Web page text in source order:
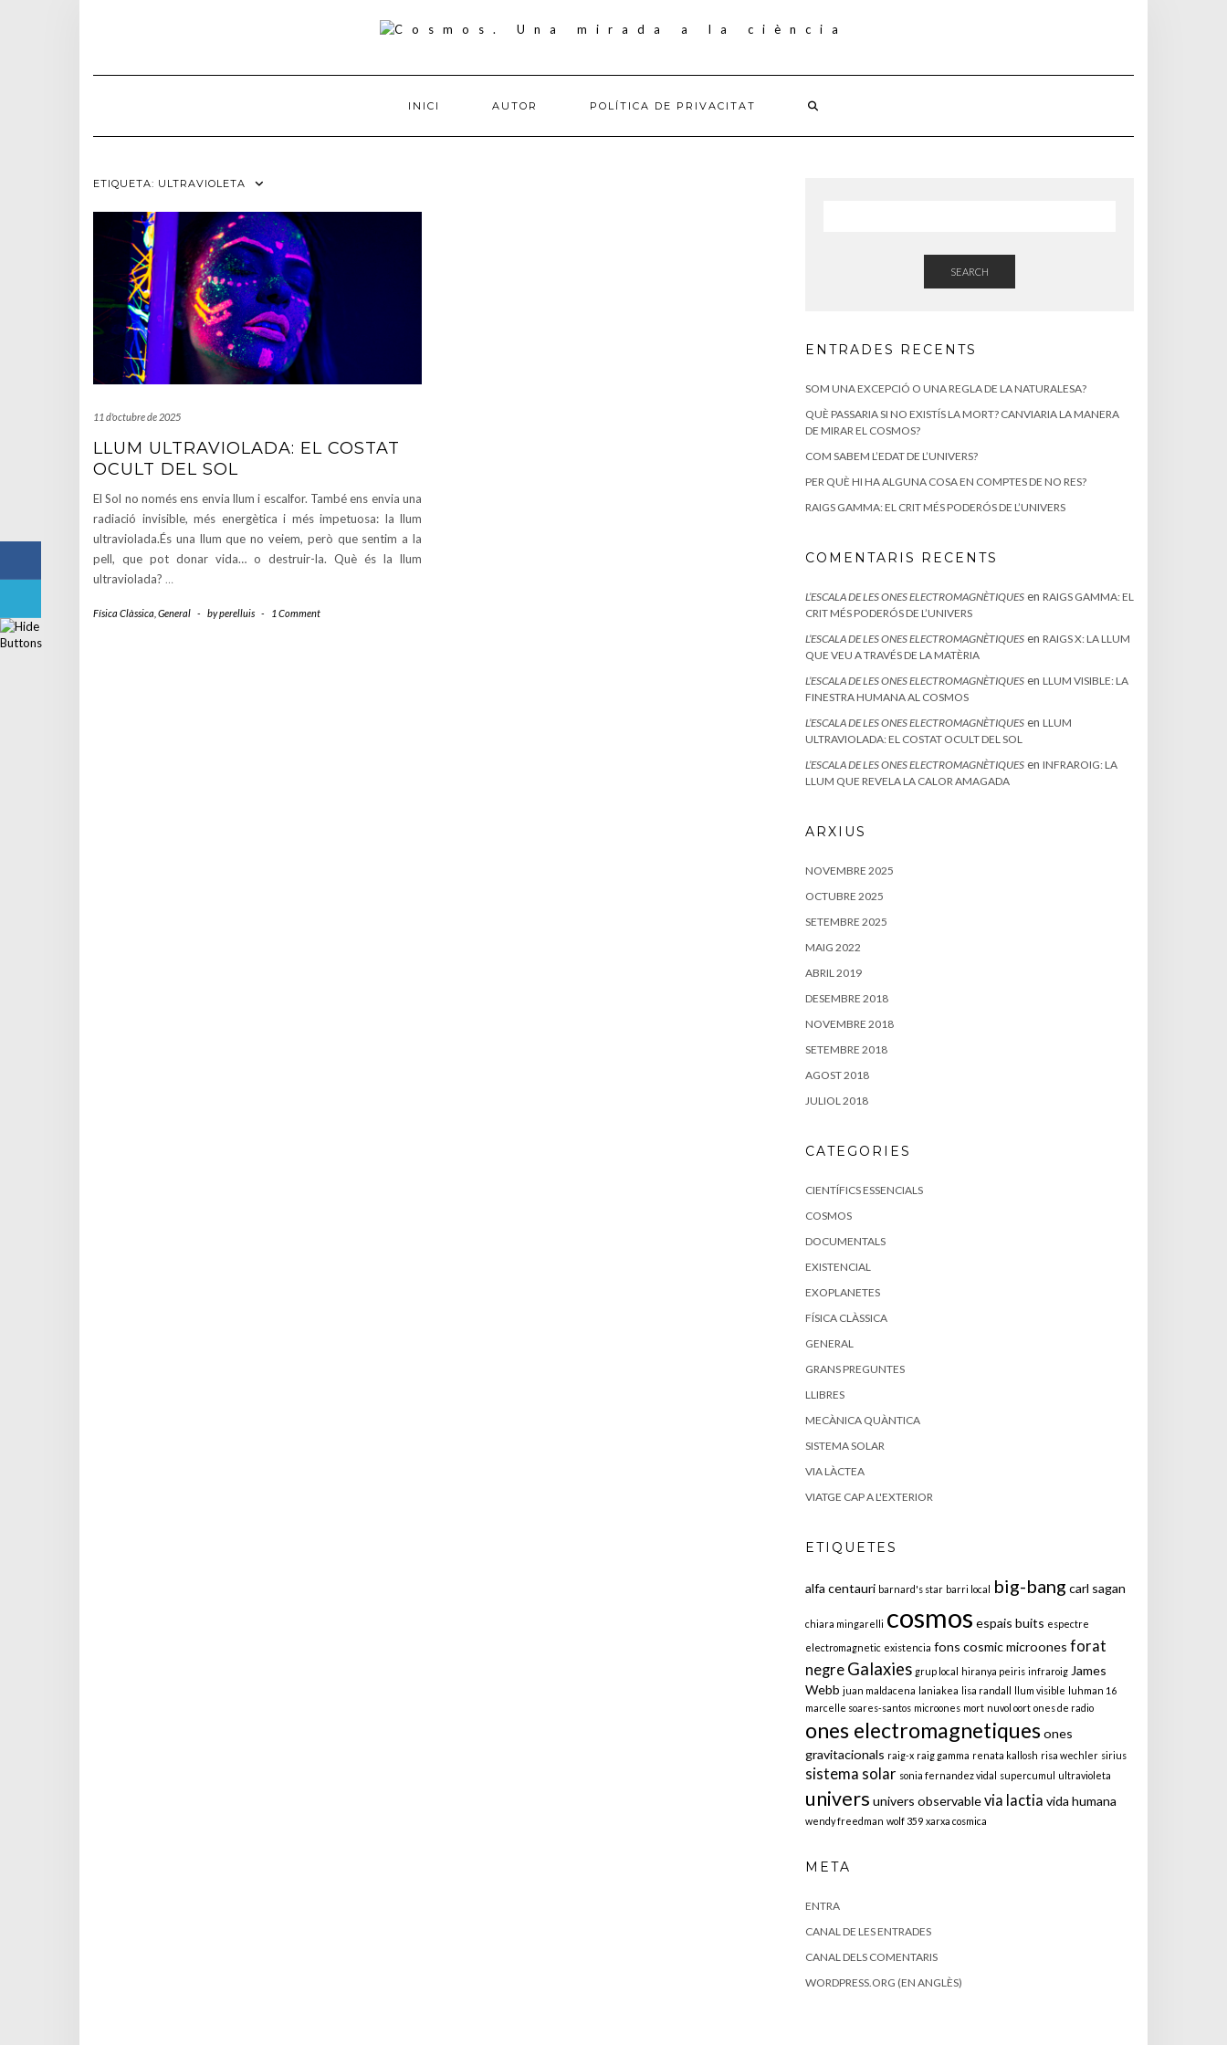
INICI AUTOR POLÍTICA DE PRIVACITAT
ETIQUETA: ULTRAVIOLETA
11 d'octubre de 2025
LLUM ULTRAVIOLADA: EL COSTAT
OCULT DEL SOL
El Sol no només ens envia llum i escalfor. També ens envia una
radiació invisible, més energètica i més impetuosa: la llum
ultraviolada.És una llum que no veiem, però que sentim a la
pell, que pot donar vida… o destruir-la. Què és la llum
ultraviolada? …
Física Clàssica General - byperelluis - 1 Comment
SEARCH
ENTRADES RECENTS
SOM UNA EXCEPCIÓ O UNA REGLA DE LA NATURALESA?
QUÈ PASSARIA SI NO EXISTÍS LA MORT? CANVIARIA LA MANERA
DE MIRAR EL COSMOS?
COM SABEM L’EDAT DE L’UNIVERS?
PER QUÈ HI HA ALGUNA COSA EN COMPTES DE NO RES?
RAIGS GAMMA: EL CRIT MÉS PODERÓS DE L’UNIVERS
COMENTARIS RECENTS
L’ESCALA DE LES ONES ELECTROMAGNÈTIQUES en RAIGS GAMMA: EL
CRIT MÉS PODERÓS DE L’UNIVERS
L’ESCALA DE LES ONES ELECTROMAGNÈTIQUES en RAIGS X: LA LLUM
QUE VEU A TRAVÉS DE LA MATÈRIA
L’ESCALA DE LES ONES ELECTROMAGNÈTIQUES en LLUM VISIBLE: LA
FINESTRA HUMANA AL COSMOS
L’ESCALA DE LES ONES ELECTROMAGNÈTIQUES en LLUM
ULTRAVIOLADA: EL COSTAT OCULT DEL SOL
L’ESCALA DE LES ONES ELECTROMAGNÈTIQUES en INFRAROIG: LA
LLUM QUE REVELA LA CALOR AMAGADA
ARXIUS
NOVEMBRE 2025
OCTUBRE 2025
SETEMBRE 2025
MAIG 2022
ABRIL 2019
DESEMBRE 2018
NOVEMBRE 2018
SETEMBRE 2018
AGOST 2018
JULIOL 2018
CATEGORIES
CIENTÍFICS ESSENCIALS
COSMOS
DOCUMENTALS
EXISTENCIAL
EXOPLANETES
FÍSICA CLÀSSICA
GENERAL
GRANS PREGUNTES
LLIBRES
MECÀNICA QUÀNTICA
SISTEMA SOLAR
VIA LÀCTEA
VIATGE CAP A L'EXTERIOR
ETIQUETES
alfa centauri barnard's star barri local big-bang carl sagan
chiara mingarelli cosmos espais buits espectre
electromagnetic existencia fons cosmic microones forat
negre Galaxies grup local hiranya peiris infraroig James
Webb juan maldacena laniakea lisa randall llum visible luhman 16
marcelle soares-santos microones mort nuvol oort ones de radio
ones electromagnetiquesones
gravitacionals raig-x raig gamma renata kallosh risa wechler sirius
sistema solar sonia fernandez vidal supercumul ultravioleta
univers univers observablevia lactia vida humana
wendy freedman wolf 359 xarxa cosmica
META
ENTRA
CANAL DE LES ENTRADES
CANAL DELS COMENTARIS
WORDPRESS.ORG (EN ANGLÈS)